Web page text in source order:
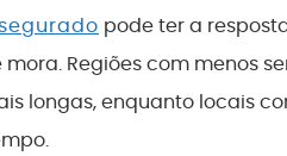
segurado pode ter a
Regiões com menos
longas, enquanto locais